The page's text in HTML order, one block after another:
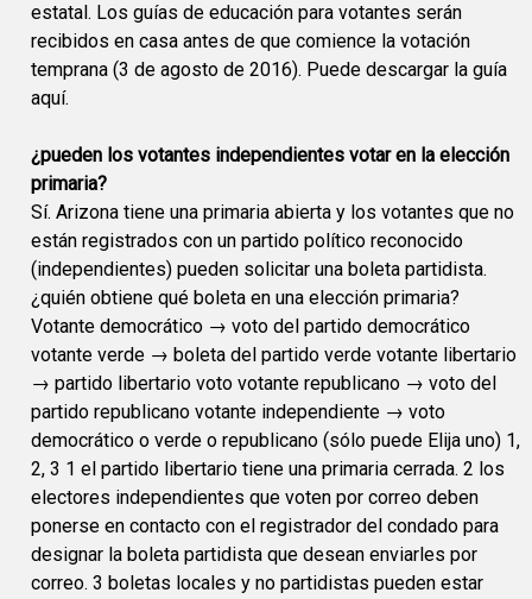
estatal. Los guías de educación para votantes serán
recibidos en casa antes de que comience la votación
temprana (3 de agosto de 2016). Puede descargar la guía
aquí.
¿pueden los votantes independientes votar en la elección
primaria?
Sí. Arizona tiene una primaria abierta y los votantes que no
están registrados con un partido político reconocido
(independientes) pueden solicitar una boleta partidista.
¿quién obtiene qué boleta en una elección primaria?
Votante democrático → voto del partido democrático
votante verde → boleta del partido verde votante libertario
→ partido libertario voto votante republicano → voto del
partido republicano votante independiente → voto
democrático o verde o republicano (sólo puede Elija uno) 1,
2, 3 1 el partido libertario tiene una primaria cerrada. 2 los
electores independientes que voten por correo deben
ponerse en contacto con el registrador del condado para
designar la boleta partidista que desean enviarles por
correo. 3 boletas locales y no partidistas pueden estar